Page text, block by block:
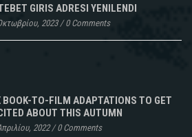
GIRIS ADRESI YENILENDI
2023/0 Comments
BOOK-TO-FILM ADAPTATIONS TO GET
ABOUT THIS AUTUMN
2022/0 Comments